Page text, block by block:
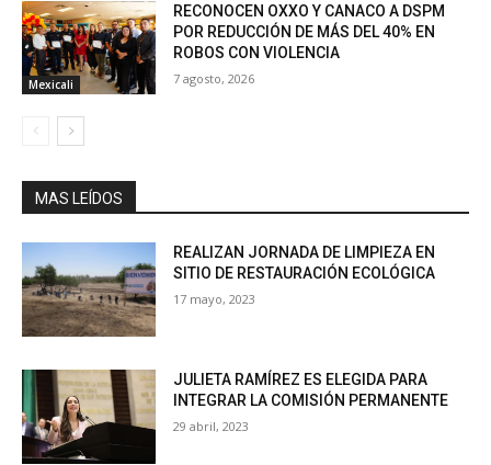
Mexicali
RECONOCEN OXXO Y CANACO A DSPM
POR REDUCCIÓN DE MÁS DEL 40% EN
ROBOS CON VIOLENCIA
7 agosto, 2026
MAS LEÍDOS
REALIZAN JORNADA DE LIMPIEZA EN
SITIO DE RESTAURACIÓN ECOLÓGICA
17 mayo, 2023
JULIETA RAMÍREZ ES ELEGIDA PARA
INTEGRAR LA COMISIÓN PERMANENTE
29 abril, 2023